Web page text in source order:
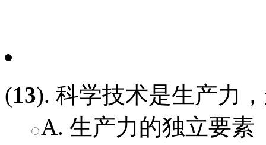
(13). 科学技术是生产力
A. 生产力的独立要素